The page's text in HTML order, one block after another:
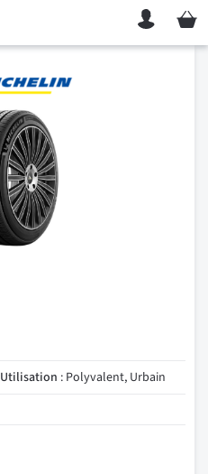
Mon
Utilisation : Polyvalent, Urbain